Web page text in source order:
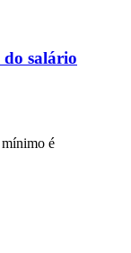
do salário
mínimo é